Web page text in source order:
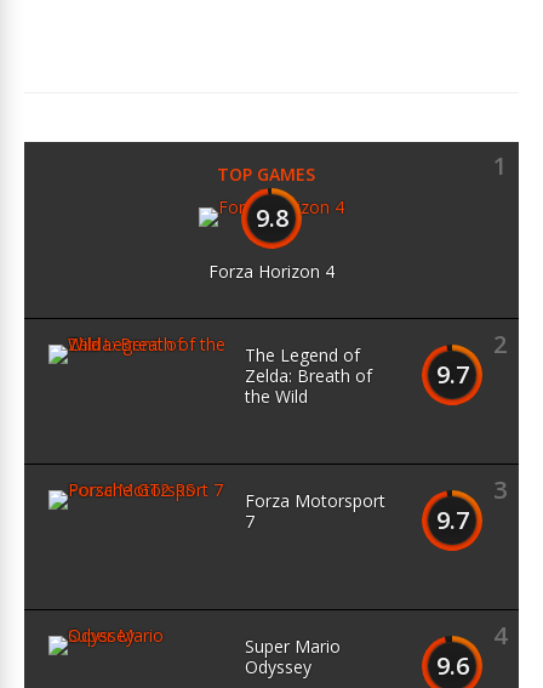
TOP GAMES
1
9.8
Forza Horizon 4
2
9.7
The Legend of
Zelda: Breath of
the Wild
3
9.7
Forza Motorsport
7
4
9.6
Super Mario
Odyssey